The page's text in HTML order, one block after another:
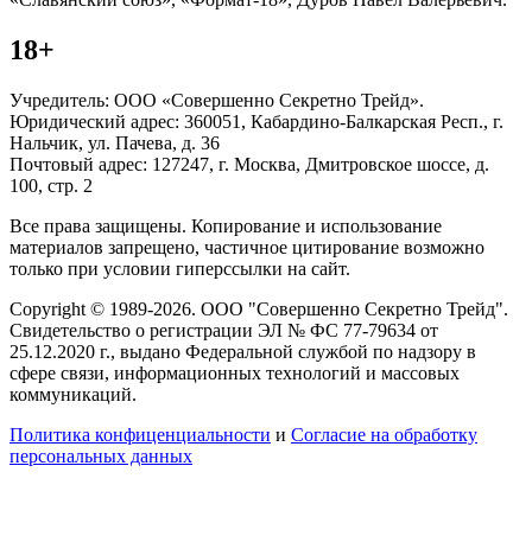
18+
Учредитель: ООО «Совершенно Секретно Трейд».
Юридический адрес: 360051, Кабардино-Балкарская Респ., г.
Нальчик, ул. Пачева, д. 36
Почтовый адрес: 127247, г. Москва, Дмитровское шоссе, д.
100, стр. 2
Все права защищены. Копирование и использование
материалов запрещено, частичное цитирование возможно
только при условии гиперссылки на сайт.
Copyright © 1989-2026. ООО "Совершенно Секретно Трейд".
Свидетельство о регистрации ЭЛ № ФС 77-79634 от
25.12.2020 г., выдано Федеральной службой по надзору в
сфере связи, информационных технологий и массовых
коммуникаций.
Политика конфиценциальности и Согласие на обработку
персональных данных